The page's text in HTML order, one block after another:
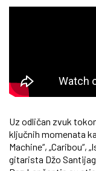
Uz odličan zvuk
ključnih momenata
Machine“, „Caribou“,
gitarista Džo